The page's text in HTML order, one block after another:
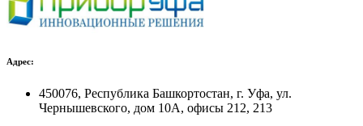
Адрес:
450076, Республика Башкортостан, г. Уфа, ул.
Чернышевского, дом 10А, офисы 212, 213